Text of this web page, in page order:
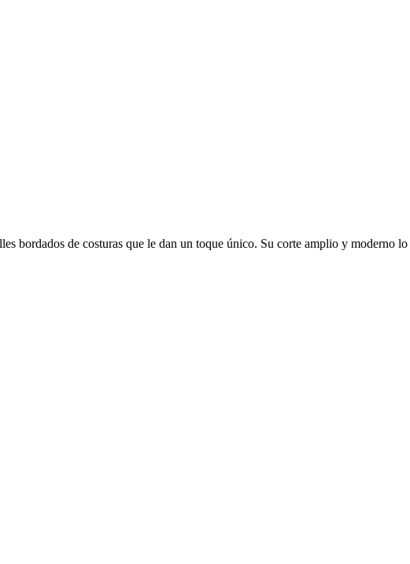
bordados de costuras que le dan un toque único. Su corte amplio y moderno